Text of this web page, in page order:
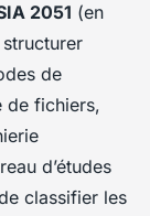
2051 (en
de
de fichiers,
d’études
classifier les